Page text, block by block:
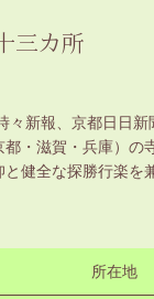
三カ所
新報、京都日日
・滋賀・兵庫）の
健全な探勝行楽を
所在地